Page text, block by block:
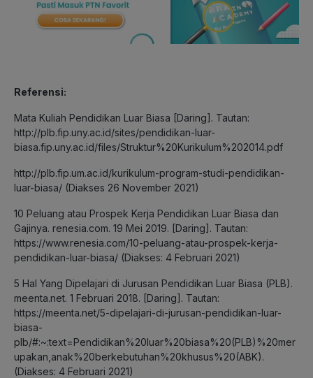
Referensi:
Mata Kuliah Pendidikan Luar Biasa [Daring]. Tautan:
http://plb.fip.uny.ac.id/sites/pendidikan-luar-
biasa.fip.uny.ac.id/files/Struktur%20Kurikulum%202014.pdf
http://plb.fip.um.ac.id/kurikulum-program-studi-pendidikan-
luar-biasa/ (Diakses 26 November 2021)
10 Peluang atau Prospek Kerja Pendidikan Luar Biasa dan
Gajinya. renesia.com. 19 Mei 2019. [Daring]. Tautan:
https://www.renesia.com/10-peluang-atau-prospek-kerja-
pendidikan-luar-biasa/ (Diakses: 4 Februari 2021)
5 Hal Yang Dipelajari di Jurusan Pendidikan Luar Biasa (PLB).
meenta.net. 1 Februari 2018. [Daring]. Tautan:
https://meenta.net/5-dipelajari-di-jurusan-pendidikan-luar-
biasa-
plb/#:~:text=Pendidikan%20luar%20biasa%20(PLB)%20mer
upakan,anak%20berkebutuhan%20khusus%20(ABK).
(Diakses: 4 Februari 2021)